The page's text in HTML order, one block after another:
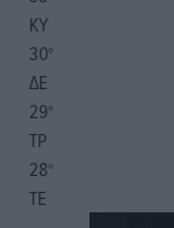
ΚΥ
30°
ΔΕ
29°
ΤΡ
28°
ΤΕ